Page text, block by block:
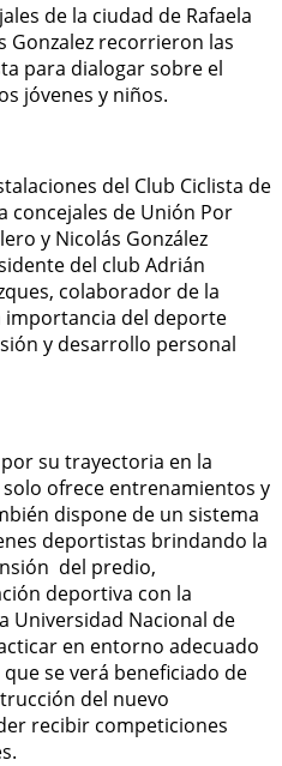
de la ciudad de Rafaela
Gonzalez recorrieron las
para dialogar sobre el
jóvenes y niños.
del Club Ciclista de
concejales de Unión Por
y Nicolás González
del club Adrián
colaborador de la
del deporte
y desarrollo personal
su trayectoria en la
ofrece entrenamientos y
dispone de un sistema
deportistas brindando la
del predio,
deportiva con la
Universidad Nacional de
en entorno adecuado
se verá beneficiado de
del nuevo
recibir competiciones